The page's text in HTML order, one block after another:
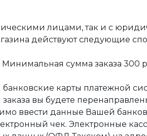
лицами, так и с
действуют следующие
сумма заказа 300
карты платежной
вы будете
ввести данные Вашей
чек. Электронные